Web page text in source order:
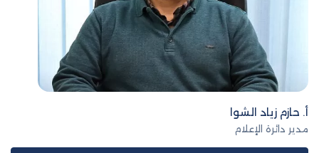
أ. حازم زياد الشوا
مدير دائرة الإعلام